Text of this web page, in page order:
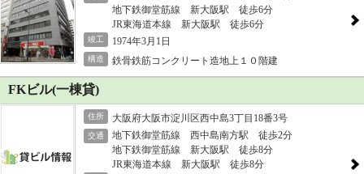
地下鉄御堂筋線 新大阪駅 徒歩6分
JR東海道本線 新大阪駅 徒歩6分
竣工 1974年3月1日
構造 鉄骨鉄筋コンクリート造地上１０階建
FKビル(一棟貸)
住所 大阪府大阪市淀川区西中島3丁目18番3号
交通
地下鉄御堂筋線 西中島南方駅 徒歩2分
地下鉄御堂筋線 新大阪駅 徒歩8分
JR東海道本線 新大阪駅 徒歩8分